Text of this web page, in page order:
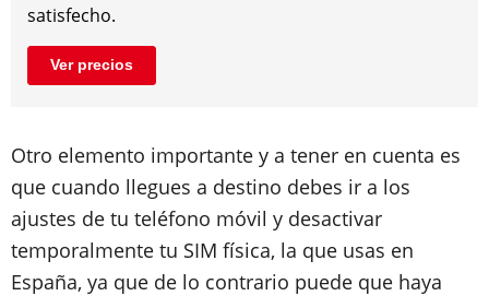
satisfecho.
Ver precios
Otro elemento importante y a tener en cuenta es
que cuando llegues a destino debes ir a los
ajustes de tu teléfono móvil y desactivar
temporalmente tu SIM física, la que usas en
España, ya que de lo contrario puede que haya